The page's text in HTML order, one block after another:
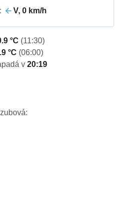
V, 0 km/h
°C (11:30)
°C (06:00)
v 20:19